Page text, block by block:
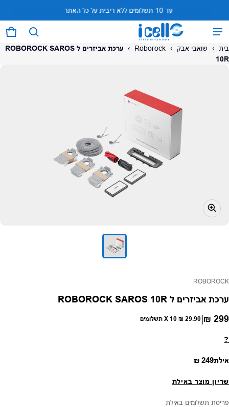
עד 10 תשלומים ללא ריבית על כל האתר
…
0 פריטים
המוצר נוסף לעגלה
לתשלום
בית › שואבי אבק ›
Roborock
›
ערכת אביזרים ל ROBOROCK SAROS
10R
ספק:
ROBOROCK
ערכת אביזרים ל ROBOROCK SAROS 10R
מחיר רגיל
299 ₪
|
29.90 ₪ X 10 תשלומים
?
אילתמחיר רגיל
249 ₪
שריון מוצר באילת
פריסת תשלומים באילת
המוצר